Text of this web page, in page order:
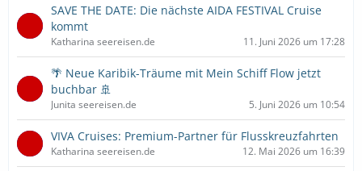
SAVE THE DATE: Die nächste AIDA FESTIVAL Cruise
kommt
Katharina seereisen.de 11. Juni 2026 um 17:28
🌴 Neue Karibik-Träume mit Mein Schiff Flow jetzt
buchbar 🚢
Junita seereisen.de 5. Juni 2026 um 10:54
VIVA Cruises: Premium-Partner für Flusskreuzfahrten
Katharina seereisen.de 12. Mai 2026 um 16:39